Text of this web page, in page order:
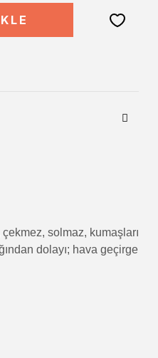
solmaz, kumaşları
dolayı; hava geçirge